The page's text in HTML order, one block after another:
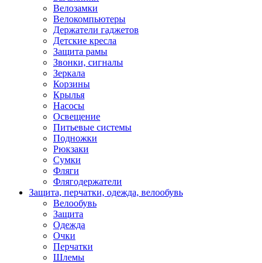
Велозамки
Велокомпьютеры
Держатели гаджетов
Детские кресла
Защита рамы
Звонки, сигналы
Зеркала
Корзины
Крылья
Насосы
Освещение
Питьевые системы
Подножки
Рюкзаки
Сумки
Фляги
Флягодержатели
Защита, перчатки, одежда, велообувь
Велообувь
Защита
Одежда
Очки
Перчатки
Шлемы